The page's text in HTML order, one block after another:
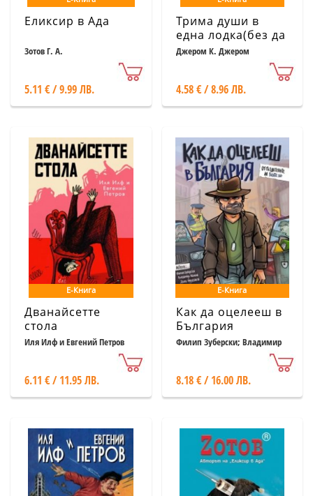
Еликсир в Ада
Зотов Г. А.
5.11 € / 9.99 ЛВ.
Трима души в
една лодка(без да
става дума за
Джером К. Джером
4.58 € / 8.96 ЛВ.
Е-Книга
Дванайсетте
стола
Иля Илф и Евгений Петров
6.11 € / 11.95 ЛВ.
Е-Книга
Как да оцелееш в
България
Филип Зуберски; Владимир
8.18 € / 16.00 ЛВ.